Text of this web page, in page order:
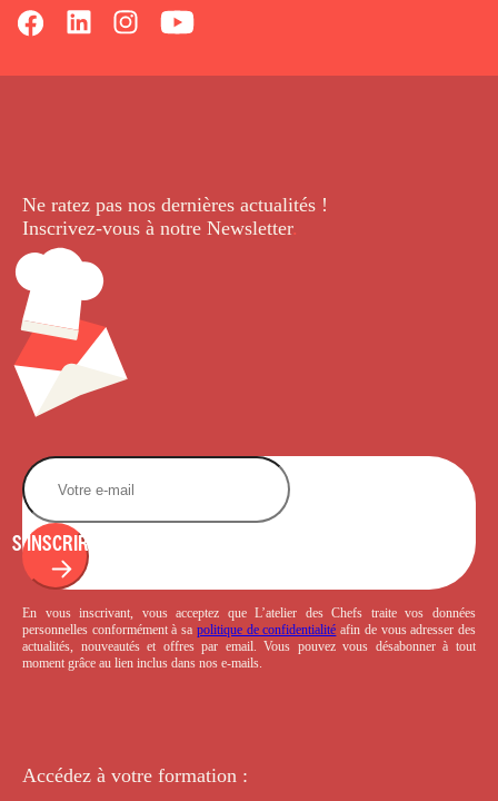
Ne ratez pas nos dernières actualités !
Inscrivez-vous à notre Newsletter.
S'INSCRIRE
En vous inscrivant, vous acceptez que L’atelier des Chefs traite vos données
personnelles conformément à sa politique de confidentialité afin de vous adresser des
actualités, nouveautés et offres par email. Vous pouvez vous désabonner à tout
moment grâce au lien inclus dans nos e-mails.
Accédez à votre formation :